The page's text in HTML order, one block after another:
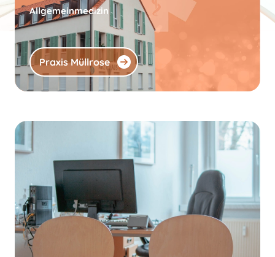
Allgemeinmedizin
Praxis Müllrose